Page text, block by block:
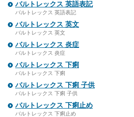
バルトレックス 英語表記
バルトレックス 英語表記
バルトレックス 英文
バルトレックス 英文
バルトレックス 炎症
バルトレックス 炎症
バルトレックス 下痢
バルトレックス 下痢
バルトレックス 下痢 子供
バルトレックス 下痢 子供
バルトレックス 下痢止め
バルトレックス 下痢止め